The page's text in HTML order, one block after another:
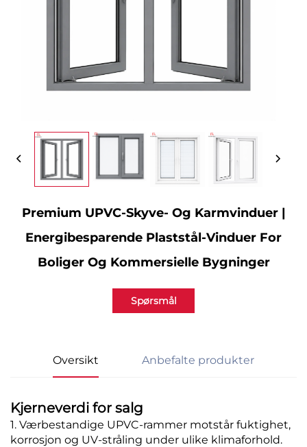
Premium UPVC-Skyve- Og Karmvinduer |
Energibesparende Plaststål-Vinduer For
Boliger Og Kommersielle Bygninger
Spørsmål
Oversikt Anbefalte produkter
Kjerneverdi for salg
1. Værbestandige UPVC-rammer motstår fuktighet,
korrosjon og UV-stråling under ulike klimaforhold.